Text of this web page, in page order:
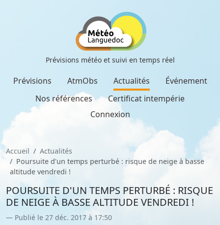
Prévisions météo et suivi en temps réel
Prévisions AtmObs Actualités
Événement
Nos références
Certificat intempérie
Connexion
Accueil
Actualités
Poursuite d'un temps perturbé : risque de neige à basse
altitude vendredi !
POURSUITE D'UN TEMPS PERTURBÉ : RISQUE
DE NEIGE À BASSE ALTITUDE VENDREDI !
Publié le 27 déc. 2017 à 17:50